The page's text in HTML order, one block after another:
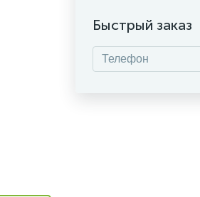
Быстрый заказ